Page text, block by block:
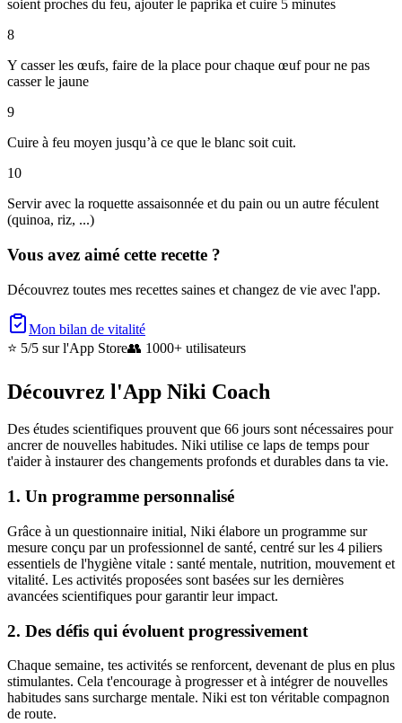
soient proches du feu, ajouter le paprika et cuire 5 minutes
8
Y casser les œufs, faire de la place pour chaque œuf pour ne pas
casser le jaune
9
Cuire à feu moyen jusqu’à ce que le blanc soit cuit.
10
Servir avec la roquette assaisonnée et du pain ou un autre féculent
(quinoa, riz, ...)
Vous avez aimé cette recette ?
Découvrez toutes mes recettes saines et changez de vie avec l'app.
Mon bilan de vitalité
⭐ 5/5 sur l'App Store👥 1000+ utilisateurs
Découvrez l'App Niki Coach
Des études scientifiques prouvent que 66 jours sont nécessaires pour
ancrer de nouvelles habitudes. Niki utilise ce laps de temps pour
t'aider à instaurer des changements profonds et durables dans ta vie.
1. Un programme personnalisé
Grâce à un questionnaire initial, Niki élabore un programme sur
mesure conçu par un professionnel de santé, centré sur les 4 piliers
essentiels de l'hygiène vitale : santé mentale, nutrition, mouvement et
vitalité. Les activités proposées sont basées sur les dernières
avancées scientifiques pour garantir leur impact.
2. Des défis qui évoluent progressivement
Chaque semaine, tes activités se renforcent, devenant de plus en plus
stimulantes. Cela t'encourage à progresser et à intégrer de nouvelles
habitudes sans surcharge mentale. Niki est ton véritable compagnon
de route.